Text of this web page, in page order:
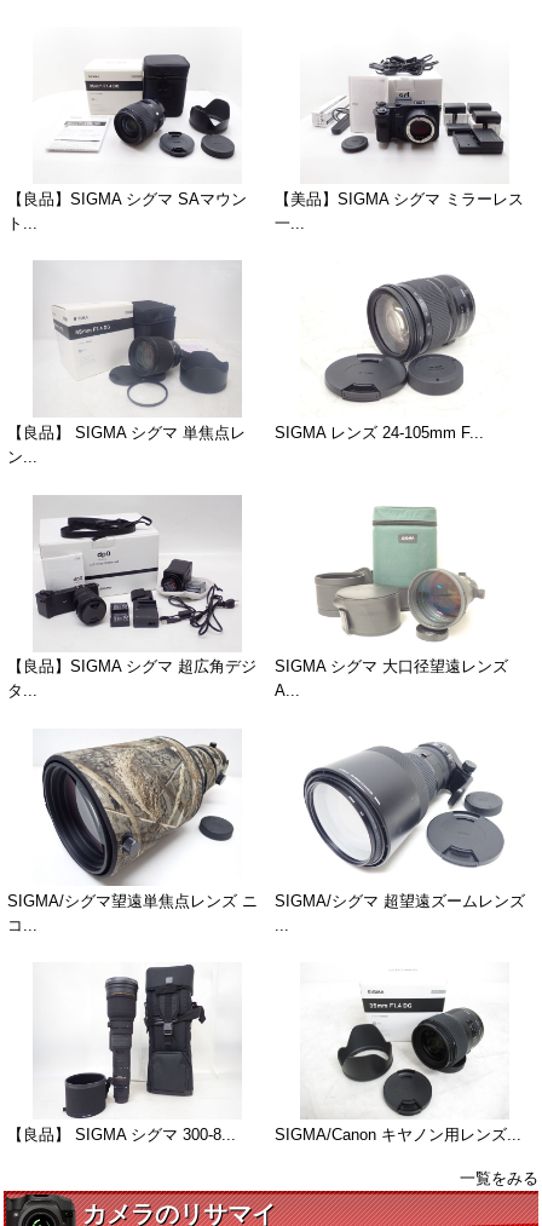
【良品】SIGMA シグマ SAマウン
ト...
【美品】SIGMA シグマ ミラーレス
一...
【良品】 SIGMA シグマ 単焦点レ
ン...
SIGMA レンズ 24-105mm F...
【良品】SIGMA シグマ 超広角デジ
タ...
SIGMA シグマ 大口径望遠レンズ
A...
SIGMA/シグマ望遠単焦点レンズ ニ
コ...
SIGMA/シグマ 超望遠ズームレンズ
【良品】 SIGMA シグマ 300-8... SIGMA/Canon キヤノン用レンズ...
一覧をみる